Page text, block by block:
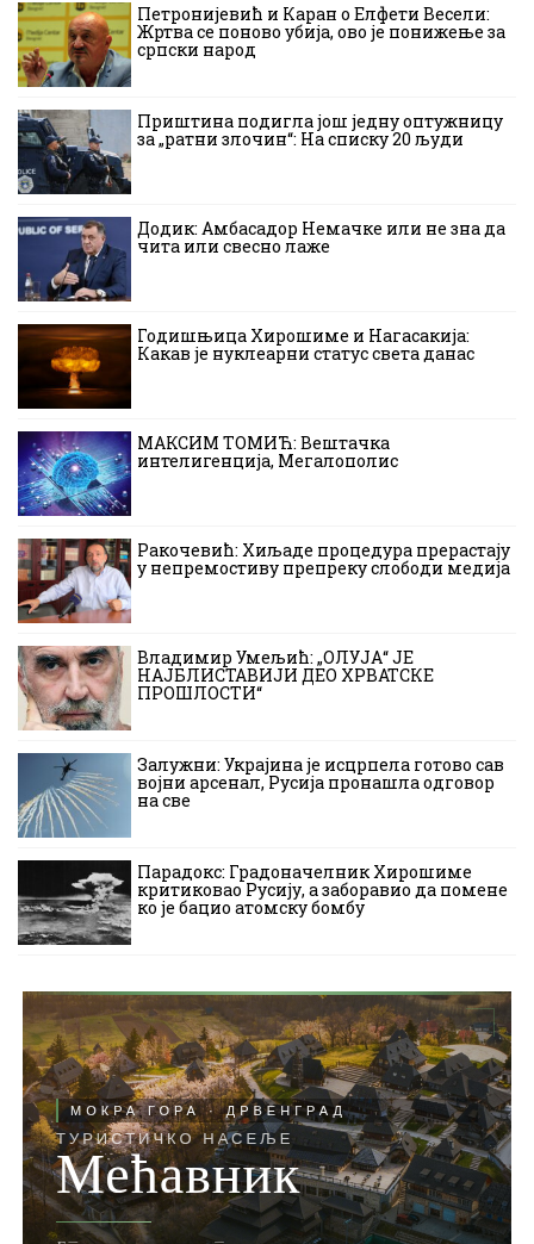
Петронијевић и Каран о Елфети Весели:
Жртва се поново убија, ово је понижење за
српски народ
Приштина подигла још једну оптужницу
за „ратни злочин“: На списку 20 људи
Додик: Амбасадор Немачке или не зна да
чита или свесно лаже
Годишњица Хирошиме и Нагасакија:
Какав је нуклеарни статус света данас
МАКСИМ ТОМИЋ: Вештачка
интелигенција, Мегалополис
Ракочевић: Хиљаде процедура прерастају
у непремостиву препреку слободи медија
Владимир Умељић: „ОЛУЈА“ ЈЕ
НАЈБЛИСТАВИЈИ ДЕО ХРВАТСКЕ
ПРОШЛОСТИ“
Залужни: Украјина је исцрпела готово сав
војни арсенал, Русија пронашла одговор
на све
Парадокс: Градоначелник Хирошиме
критиковао Русију, а заборавио да помене
ко је бацио атомску бомбу